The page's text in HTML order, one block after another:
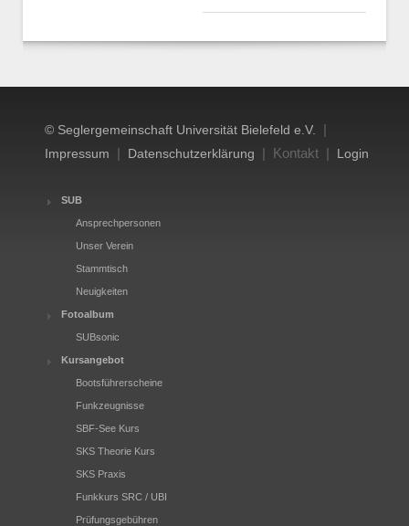
© Seglergemeinschaft Universität Bielefeld e.V. |
Impressum | Datenschutzerklärung | Kontakt | Login
SUB
Ansprechpersonen
Unser Verein
Stammtisch
Neuigkeiten
Fotoalbum
SUBsonic
Kursangebot
Bootsführerscheine
Funkzeugnisse
SBF-See Kurs
SKS Theorie Kurs
SKS Praxis
Funkkurs SRC / UBI
Prüfungsgebühren